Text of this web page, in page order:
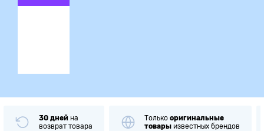
30 дней на
возврат товара
Только оригинальные
товары известных брендов